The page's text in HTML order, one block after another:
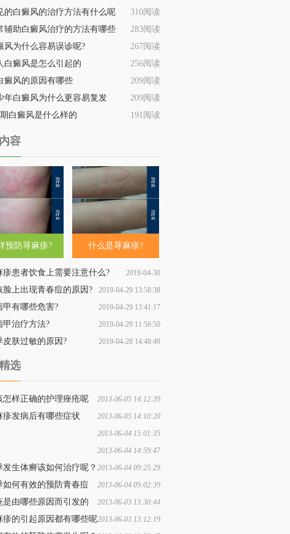
310阅读
的白癜风的治疗方法有什么呢
283阅读
辅助白癜风治疗的方法有哪些
267阅读
风为什么容易误诊呢?
256阅读
白癜风是怎么引起的
209阅读
癜风的原因有哪些
209阅读
年白癜风为什么更容易复发
191阅读
白癜风是什么样的
容
预防荨麻疹? 什么是荨麻疹?
疹患者饮食上需要注意什么?
2019-04-30
11:09:53
脸上出现青春痘的原因? 2019-04-29 13:58:38
甲有哪些危害? 2019-04-29 13:41:17
甲治疗方法? 2019-04-29 11:56:50
皮肤过敏的原因? 2019-04-28 14:48:49
选
2013-06-05 14:12:39
怎样正确的护理痤疮呢
2013-06-05 14:10:20
疹发病后有哪些症状
2013-06-04 15:01:35
痤疮应该如何的正确护理呢2013-06-04 14:59:47
疹在治疗过程中的注意事项2013-06-04 09:25:29
发生体癣该如何治疗呢？
2013-06-04 09:02:39
如何有效的预防青春痘
2013-06-03 13:30:44
是由哪些原因而引发的
2013-06-03 13:12:19
疹的引起原因都有哪些呢